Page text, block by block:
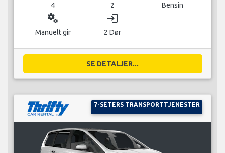
4 2 Bensin
miscellaneous_services
Manuelt gir
login
2 Dør
SE DETALJER...
7-SETERS TRANSPORTTJENESTER